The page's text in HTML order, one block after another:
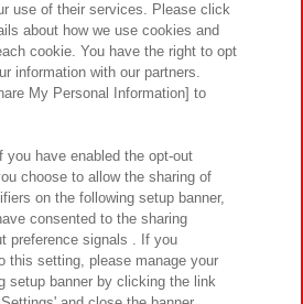
テナビリティ サイトポリシー
ウェブアクセシビリティ方針と検証結果
もに
応方針 よくあるご質問・お問い合わせ
use of their services. Please click
about how we use cookies and
cookie. You have the right to opt
information with our partners.
My Personal Information] to
you have enabled the opt-out
choose to allow the sharing of
on the following setup banner,
consented to the sharing
preference signals . If you
this setting, please manage your
setup banner by clicking the link